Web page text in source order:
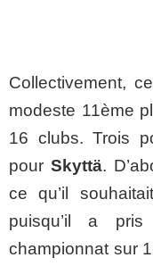
Collectivement,
modeste 11ème
16 clubs. Trois
pour Skyttä.
ce qu’il
puisqu’il a
championnat sur